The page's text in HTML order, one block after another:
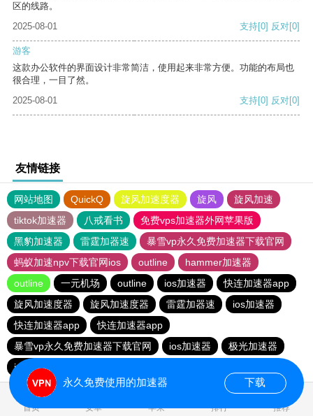
区的线路。
2025-08-01
支持[0] 反对[0]
游客
这款办公软件的界面设计非常简洁，使用起来非常方便。功能的布局也
很合理，一目了然。
2025-08-01
支持[0] 反对[0]
友情链接
网站地图 QuickQ 旋风加速度器 旋风
旋风加速
tiktok加速器
八戒看书
免费vps加速器外网苹果版
黑豹加速器
雷霆加器速
暴雪vp永久免费加速器下载官网
蚂蚁加速npv下载官网ios
outline
hammer加速器
outline
一元机场 outline ios加速器
快连加速器app
旋风加速度器
旋风加速度器 雷霆加器速
ios加速器
快连加速器app
快连加速器app
暴雪vp永久免费加速器下载官网
ios加速器
极光加速器
ios加速器
首页 安卓 苹果 排行 推荐
永久免费使用的加速器 下载
0.042527s